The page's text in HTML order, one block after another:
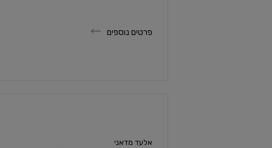
פרטים נוספים
אלעד מדאני